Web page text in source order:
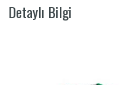
Detaylı Bilgi